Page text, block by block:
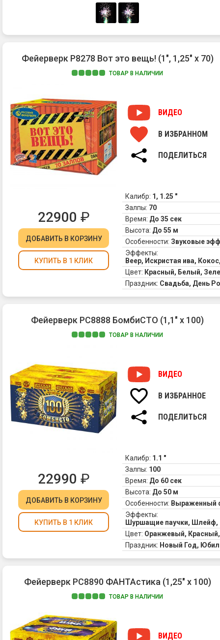
Фейерверк Р8278 Вот это вещь! (1", 1,25" х 70)
ТОВАР В НАЛИЧИИ
ВИДЕО
В ИЗБРАННОМ
ПОДЕЛИТЬСЯ
22900 ₽
ДОБАВИТЬ В КОРЗИНУ
КУПИТЬ В 1 КЛИК
Калибр: 1, 1.25 "
Залпы: 70
Время: До 35 сек
Высота: До 55 м
Особенности: Звуковые
Эффекты:
Веер, Искристая ива,
Цвет: Красный, Белый,
Праздник: Свадьба, День
Фейерверк РС8888 БомбиСТО (1,1" х 100)
ТОВАР В НАЛИЧИИ
ВИДЕО
В ИЗБРАННОЕ
ПОДЕЛИТЬСЯ
22990 ₽
ДОБАВИТЬ В КОРЗИНУ
КУПИТЬ В 1 КЛИК
Калибр: 1.1 "
Залпы: 100
Время: До 60 сек
Высота: До 50 м
Особенности: Выраженный
Эффекты:
Шуршащие паучки, Шлейф,
Цвет: Оранжевый,
Праздник: Новый Год,
Фейерверк РС8890 ФАНТАстика (1,25" х 100)
ТОВАР В НАЛИЧИИ
ВИДЕО